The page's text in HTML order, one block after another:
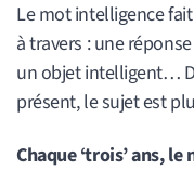
Le mot intelligence
à travers : une
un objet intelligent…
présent, le sujet est
Chaque ‘trois’ ans,